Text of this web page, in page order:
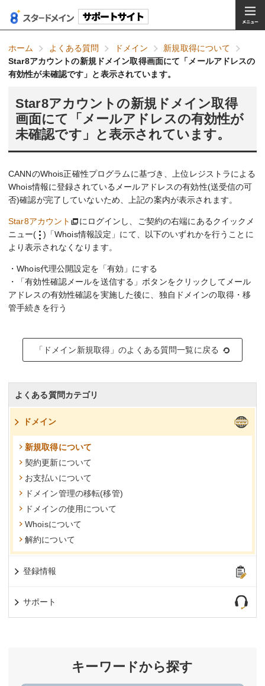
ホーム よくある質問 ドメイン
新規取得について
Star8アカウントの新規ドメイン取得画面にて「メールアドレスの
有効性が未確認です」と表示されています。
Star8アカウントの新規ドメイン取得
画面にて「メールアドレスの有効性が
未確認です」と表示されています。
CANNのWhois正確性プログラムに基づき、上位レジストラによる
Whois情報に登録されているメールアドレスの有効性(送受信の可
否)確認が完了していないため、上記の案内が表示されます。
Star8アカウント
にログインし、ご契約の右端にあるクイックメ
ニュー( )「Whois情報設定」にて、以下のいずれかを行うことに
より表示されなくなります。
・Whois代理公開設定を「有効」にする
・「有効性確認メールを送信する」ボタンをクリックしてメール
アドレスの有効性確認を実施した後に、独自ドメインの取得・移
管手続きを行う
「ドメイン新規取得」のよくある質問一覧に戻る
よくある質問カテゴリ
ドメイン
新規取得について
契約更新について
お支払いについて
ドメイン管理の移転(移管)
ドメインの使用について
Whoisについて
解約について
登録情報
サポート
キーワードから探す